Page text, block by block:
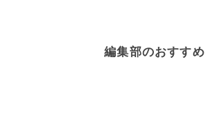
編集部のおすすめ